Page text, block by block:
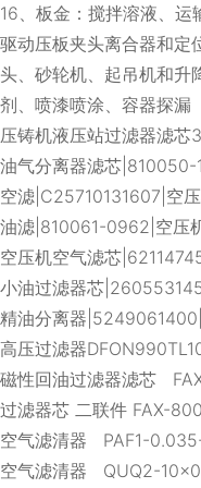
16、板金：搅拌溶液、运
驱动压板夹头离合器和定
头、砂轮机、起吊机和升
剂、喷漆喷涂、容器探漏
压铸机液压站过滤器滤芯
油气分离器滤芯
空滤|C25710131607|空
油滤|810061-0962|空压
空压机空气滤芯
小油过滤器芯
精油分离器
高压过滤器
磁性回油过滤器滤芯
过滤器芯 二联件 FAX-
空气滤清器 PAF1-
空气滤清器 QUQ2-